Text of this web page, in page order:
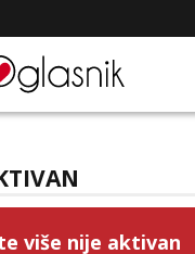
više nije aktivan